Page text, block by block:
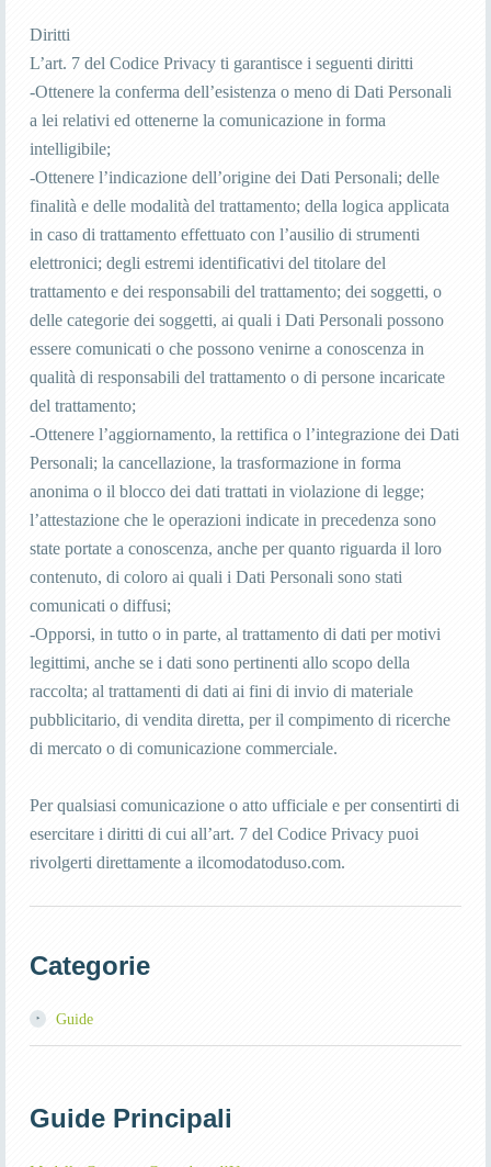
Diritti
L’art. 7 del Codice Privacy ti garantisce i seguenti diritti
-Ottenere la conferma dell’esistenza o meno di Dati Personali
a lei relativi ed ottenerne la comunicazione in forma
intelligibile;
-Ottenere l’indicazione dell’origine dei Dati Personali; delle
finalità e delle modalità del trattamento; della logica applicata
in caso di trattamento effettuato con l’ausilio di strumenti
elettronici; degli estremi identificativi del titolare del
trattamento e dei responsabili del trattamento; dei soggetti, o
delle categorie dei soggetti, ai quali i Dati Personali possono
essere comunicati o che possono venirne a conoscenza in
qualità di responsabili del trattamento o di persone incaricate
del trattamento;
-Ottenere l’aggiornamento, la rettifica o l’integrazione dei Dati
Personali; la cancellazione, la trasformazione in forma
anonima o il blocco dei dati trattati in violazione di legge;
l’attestazione che le operazioni indicate in precedenza sono
state portate a conoscenza, anche per quanto riguarda il loro
contenuto, di coloro ai quali i Dati Personali sono stati
comunicati o diffusi;
-Opporsi, in tutto o in parte, al trattamento di dati per motivi
legittimi, anche se i dati sono pertinenti allo scopo della
raccolta; al trattamenti di dati ai fini di invio di materiale
pubblicitario, di vendita diretta, per il compimento di ricerche
di mercato o di comunicazione commerciale.
Per qualsiasi comunicazione o atto ufficiale e per consentirti di
esercitare i diritti di cui all’art. 7 del Codice Privacy puoi
rivolgerti direttamente a ilcomodatoduso.com.
Categorie
Guide
Guide Principali